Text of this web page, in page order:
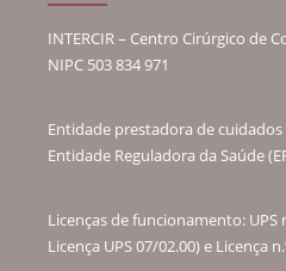
INTERCIR – Centro Cirúrgico de
NIPC 503 834 971
Entidade prestadora de
Entidade Reguladora da Saúde
Licenças de funcionamento: UPS
Licença UPS 07/02.00) e Licença